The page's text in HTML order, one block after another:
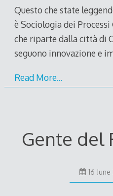
Questo che state
è Sociologia dei
che riparte dalla città di
seguono innovazione e
Read More…
Gente del
16 June